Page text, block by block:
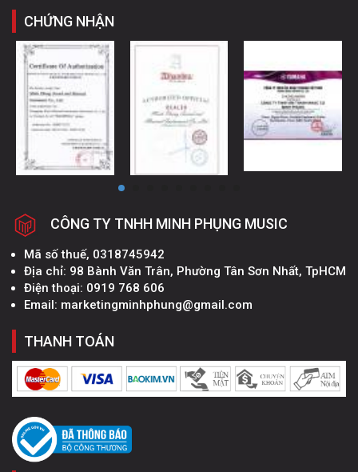
CHỨNG NHẬN
CÔNG TY TNHH MINH PHỤNG MUSIC
Mã số thuế, 0318745942
Địa chỉ: 98 Bành Văn Trân, Phường Tân Sơn Nhất, TpHCM
Điện thoại: 0919 768 606
Email: marketingminhphung@gmail.com
THANH TOÁN